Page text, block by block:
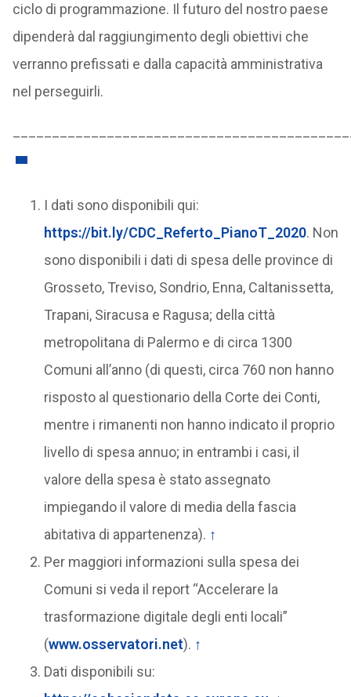
ciclo di programmazione. Il futuro del nostro paese
dipenderà dal raggiungimento degli obiettivi che
verranno prefissati e dalla capacità amministrativa
nel perseguirli.
I dati sono disponibili qui:
https://bit.ly/CDC_Referto_PianoT_2020. Non
sono disponibili i dati di spesa delle province di
Grosseto, Treviso, Sondrio, Enna, Caltanissetta,
Trapani, Siracusa e Ragusa; della città
metropolitana di Palermo e di circa 1300
Comuni all’anno (di questi, circa 760 non hanno
risposto al questionario della Corte dei Conti,
mentre i rimanenti non hanno indicato il proprio
livello di spesa annuo; in entrambi i casi, il
valore della spesa è stato assegnato
impiegando il valore di media della fascia
abitativa di appartenenza). ↑
Per maggiori informazioni sulla spesa dei
Comuni si veda il report “Accelerare la
trasformazione digitale degli enti locali”
(www.osservatori.net). ↑
Dati disponibili su: